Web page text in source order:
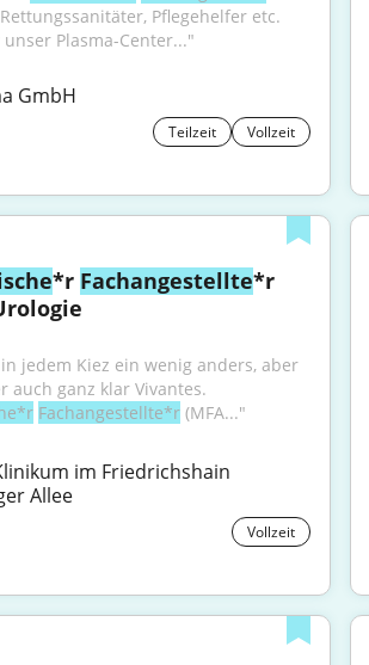
Rettungssanitäter, Pflegehelfer etc.
Plasma-Center..."
GmbH
Teilzeit Vollzeit
*r Fachangestellte*r
jedem Kiez ein wenig anders, aber
Fachangestellte*r (MFA..."
im Friedrichshain
Allee
Vollzeit